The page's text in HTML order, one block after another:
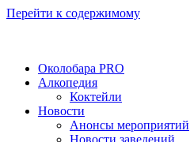
Перейти к содержимому
Околобара PRO
Алкопедия
Коктейли
Новости
Анонсы мероприятий
Новости заведений